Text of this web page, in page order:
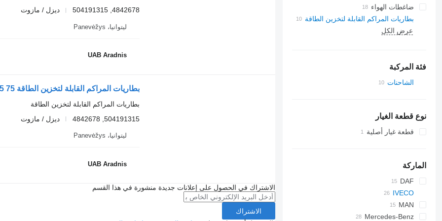
ضاغطات الهواء
بطاريات المراكم القابلة لتخزين الطاقة
عرض الكل
فئة المركبة
الشاحنات
نوع قطعة الغيار
قطعة غيار أصلية
الماركة
DAF
CF
LF
XF
IVECO
EuroCargo
EuroCargo 120Stralis
MAN
L2000
Mercedes-Benz
4842678, 504191315 ديزل / مازوت
ليتوانيا، Panevėžys
UAB Aradnis
بطاريات المراكم القابلة لتخزين الطاقة 75 E 14 K 504191315 لـ الشاحنات IVECO EuroCargo I-III
بطاريات المراكم القابلة لتخزين الطاقة
504191315, 4842678
ديزل / مازوت
ليتوانيا، Panevėžys
UAB Aradnis
الاشتراك في الحصول على إعلانات جديدة منشورة في هذا القسم
الاشتراك